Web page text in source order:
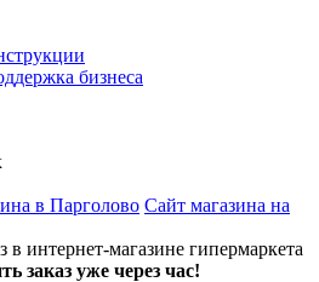
бизнеса
в Парголово Сайт магазина на
в интернет-магазине гипермаркета
заказ уже через час!